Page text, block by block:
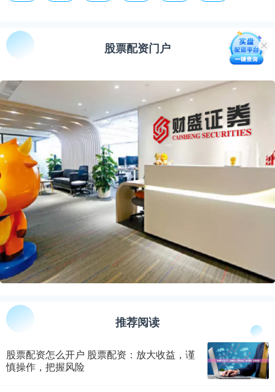
股票配资门户
推荐阅读
股票配资怎么开户 股票配资：放大收益，谨
慎操作，把握风险